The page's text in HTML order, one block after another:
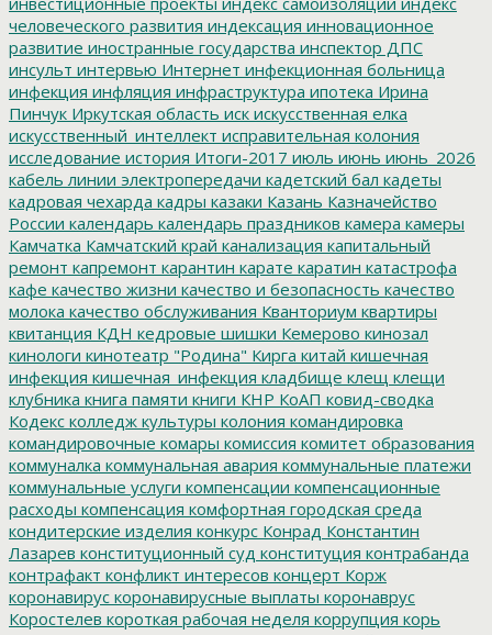
человеческого развития индексация инновационное
развитие иностранные государства инспектор ДПС
инсульт интервью Интернет инфекционная больница
инфекция инфляция инфраструктура ипотека Ирина
Пинчук Иркутская область иск искусственная елка
искусственный_интеллект исправительная колония
исследование история Итоги-2017 июль июнь июнь_2026
кабель линии электропередачи кадетский бал кадеты
кадровая чехарда кадры казаки Казань Казначейство
России календарь календарь праздников камера камеры
Камчатка Камчатский край канализация капитальный
ремонт капремонт карантин карате каратин катастрофа
кафе качество жизни качество и безопасность качество
молока качество обслуживания Кванториум квартиры
квитанция КДН кедровые шишки Кемерово кинозал
кинологи кинотеатр "Родина" Кирга китай кишечная
инфекция кишечная_инфекция кладбище клещ клещи
клубника книга памяти книги КНР КоАП ковид-сводка
Кодекс колледж культуры колония командировка
командировочные комары комиссия комитет образования
коммуналка коммунальная авария коммунальные платежи
коммунальные услуги компенсации компенсационные
расходы компенсация комфортная городская среда
кондитерские изделия конкурс Конрад Константин
Лазарев конституционный суд конституция контрабанда
контрафакт конфликт интересов концерт Корж
коронавирус коронавирусные выплаты коронаврус
Коростелев короткая рабочая неделя коррупция корь